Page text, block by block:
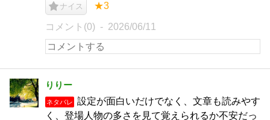
ナイス ★3
コメント(0) 2026/06/11
りりー
ネタバレ
設定が面白いだけでなく、文章も読みやす
く、登場人物の多さを見て覚えられるか不安だっ